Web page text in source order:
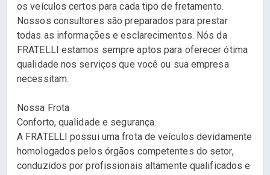
os veículos certos para cada tipo de fretamento.
Nossos consultores são preparados para prestar
todas as informações e esclarecimentos. Nós da
FRATELLI estamos sempre aptos para oferecer ótima
qualidade nos serviços que você ou sua empresa
necessitam.
Nossa Frota
Conforto, qualidade e segurança.
A FRATELLI possui uma frota de veículos devidamente
homologados pelos órgãos competentes do setor,
conduzidos por profissionais altamente qualificados e